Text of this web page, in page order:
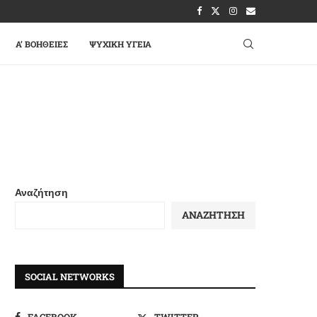
A’ ΒΟΉΘΕΙΕΣ ΨΥΧΙΚΉ ΥΓΕΊΑ
Αναζήτηση
ΑΝΑΖΉΤΗΣΗ
SOCIAL NETWORKS